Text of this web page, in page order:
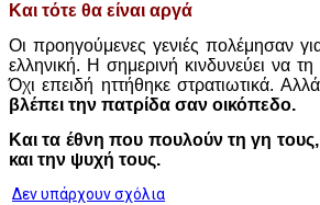
Και τότε θα είναι αργά
Οι προηγούμενες γενιές πολέμησαν
ελληνική. Η σημερινή κινδυνεύει να
Όχι επειδή ηττήθηκε στρατιωτικά.
βλέπει την πατρίδα σαν οικόπεδο.
Και τα έθνη που πουλούν τη γη
και την ψυχή τους.
Δεν υπάρχουν σχόλια